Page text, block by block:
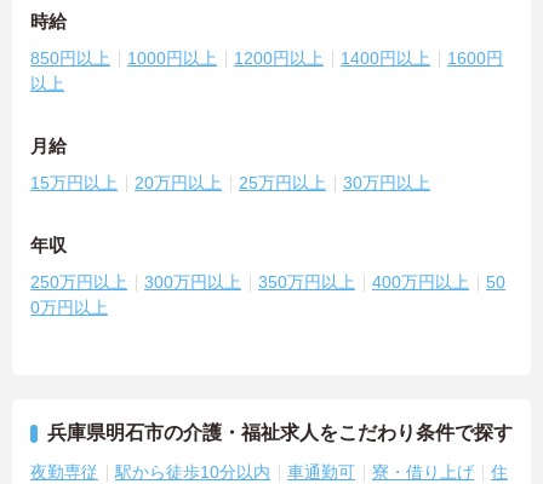
時給
850円以上 1000円以上 1200円以上 1400円以上
1600円
以上
月給
15万円以上 20万円以上 25万円以上 30万円以上
年収
250万円以上 300万円以上 350万円以上 400万円以上
50
0万円以上
兵庫県明石市の介護・福祉求人をこだわり条件で探す
夜勤専従 駅から徒歩10分以内 車通勤可 寮・借り上げ
住